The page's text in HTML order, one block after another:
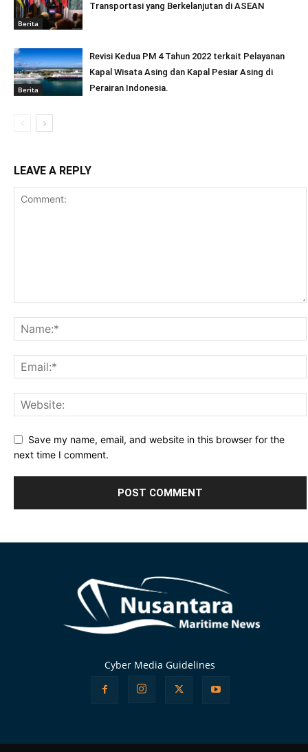
Berita
Transportasi yang Berkelanjutan di ASEAN
Berita
Revisi Kedua PM 4 Tahun 2022 terkait Pelayanan
Kapal Wisata Asing dan Kapal Pesiar Asing di
Perairan Indonesia.
LEAVE A REPLY
Save my name, email, and website in this browser for the
next time I comment.
Cyber Media Guidelines